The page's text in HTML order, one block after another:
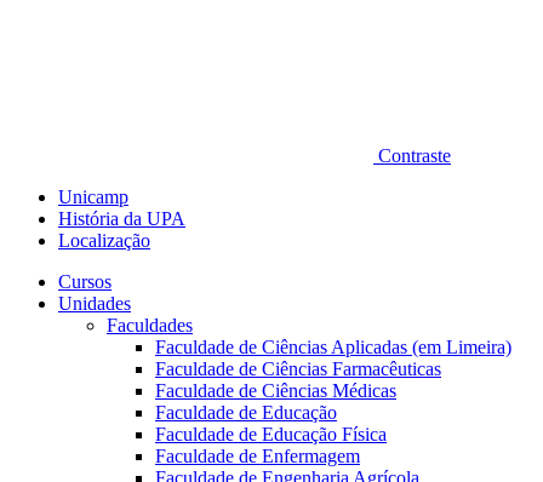
Contraste
Unicamp
História da UPA
Localização
Cursos
Unidades
Faculdades
Faculdade de Ciências Aplicadas (em Limeira)
Faculdade de Ciências Farmacêuticas
Faculdade de Ciências Médicas
Faculdade de Educação
Faculdade de Educação Física
Faculdade de Enfermagem
Faculdade de Engenharia Agrícola